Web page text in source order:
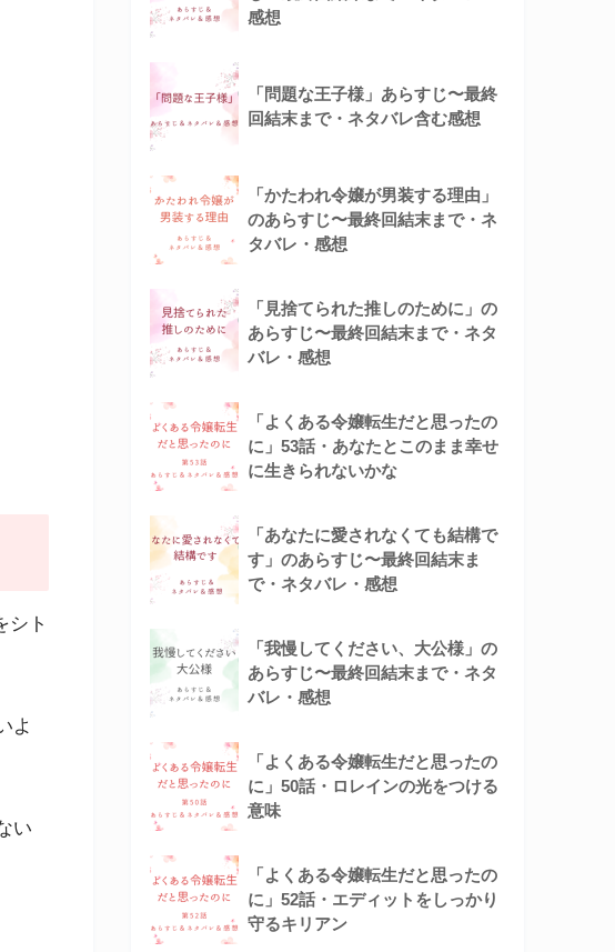
シト
よ
い
感想
「問題な王子様」あらすじ〜最終
回結末まで・ネタバレ含む感想
「かたわれ令嬢が男装する理由」
のあらすじ〜最終回結末まで・ネ
タバレ・感想
「見捨てられた推しのために」の
あらすじ〜最終回結末まで・ネタ
バレ・感想
「よくある令嬢転生だと思ったの
に」53話・あなたとこのまま幸せ
に生きられないかな
「あなたに愛されなくても結構で
す」のあらすじ〜最終回結末ま
で・ネタバレ・感想
「我慢してください、大公様」の
あらすじ〜最終回結末まで・ネタ
バレ・感想
「よくある令嬢転生だと思ったの
に」50話・ロレインの光をつける
意味
「よくある令嬢転生だと思ったの
に」52話・エディットをしっかり
守るキリアン